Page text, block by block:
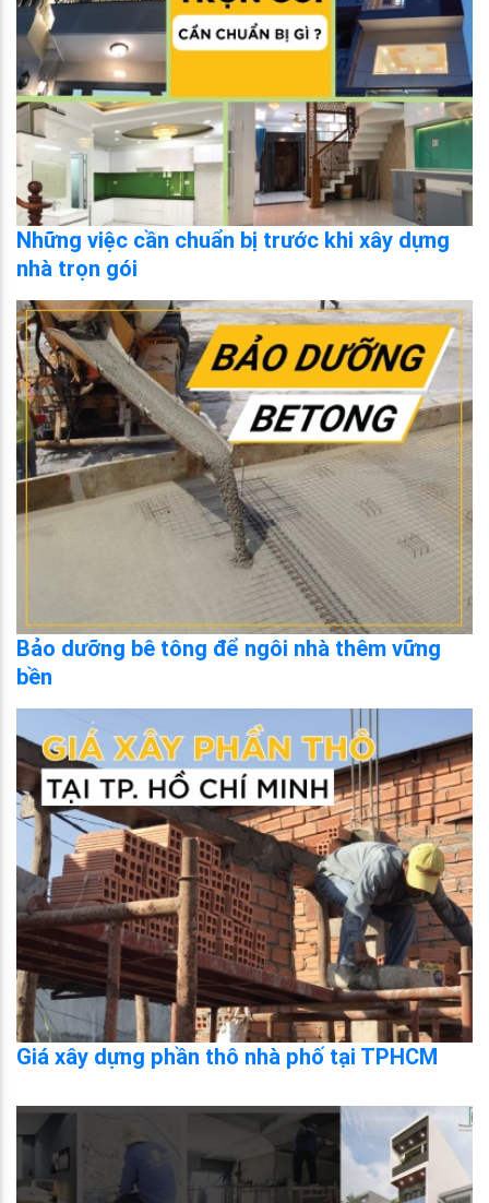
Những việc cần chuẩn bị trước khi xây dựng
nhà trọn gói
Bảo dưỡng bê tông để ngôi nhà thêm vững
bền
Giá xây dựng phần thô nhà phố tại TPHCM